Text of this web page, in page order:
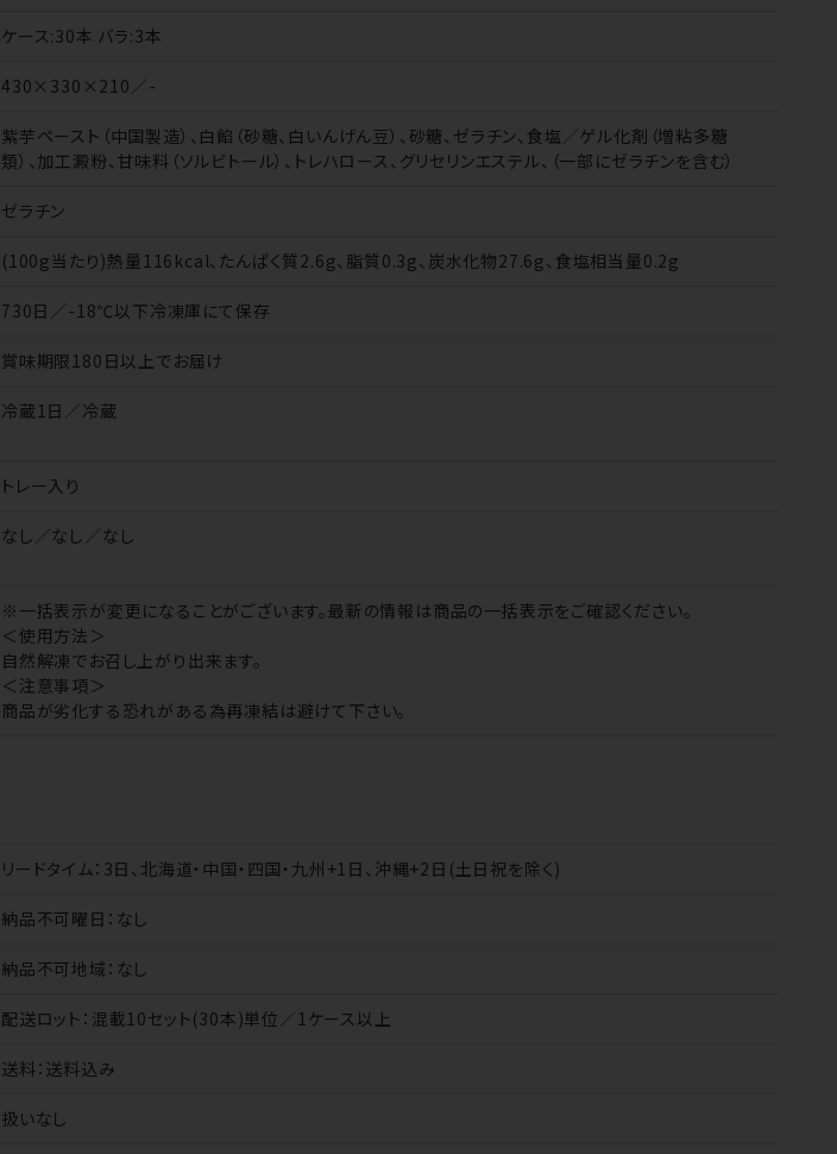
ケース:30本 バラ:3本
430×330×210／-
紫芋ペースト（中国製造）、白餡（砂糖、白いんげん豆）、砂糖、ゼラチン、食塩／ゲル化剤（増粘多糖
類）、加工澱粉、甘味料（ソルビトール）、トレハロース、グリセリンエステル、（一部にゼラチンを含む）
ゼラチン
(100g当たり)熱量116kcal、たんぱく質2.6g、脂質0.3g、炭水化物27.6g、食塩相当量0.2g
730日／-18℃以下冷凍庫にて保存
賞味期限180日以上でお届け
冷蔵1日／冷蔵
トレー入り
なし／なし／なし
※一括表示が変更になることがございます。最新の情報は商品の一括表示をご確認ください。
＜使用方法＞
自然解凍でお召し上がり出来ます。
＜注意事項＞
商品が劣化する恐れがある為再凍結は避けて下さい。
リードタイム：3日、北海道・中国・四国・九州+1日、沖縄+2日(土日祝を除く)
納品不可曜日 ：なし
納品不可地域 ：なし
配送ロット ：混載10セット(30本)単位／1ケース以上
送料：送料込み
扱いなし